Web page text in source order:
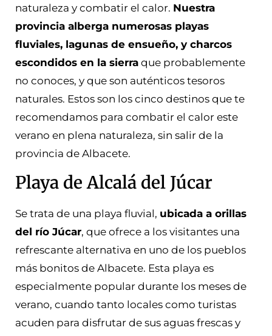
naturaleza y combatir el calor. Nuestra
provincia alberga numerosas playas
fluviales, lagunas de ensueño, y charcos
escondidos en la sierra que probablemente
no conoces, y que son auténticos tesoros
naturales. Estos son los cinco destinos que te
recomendamos para combatir el calor este
verano en plena naturaleza, sin salir de la
provincia de Albacete.
Playa de Alcalá del Júcar
Se trata de una playa fluvial, ubicada a orillas
del río Júcar, que ofrece a los visitantes una
refrescante alternativa en uno de los pueblos
más bonitos de Albacete. Esta playa es
especialmente popular durante los meses de
verano, cuando tanto locales como turistas
acuden para disfrutar de sus aguas frescas y